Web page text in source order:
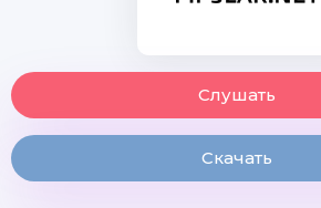
Слушать
Скачать